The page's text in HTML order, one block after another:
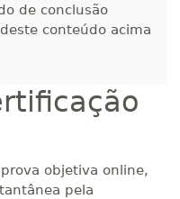
de conclusão
conteúdo acima
objetiva online,
pela